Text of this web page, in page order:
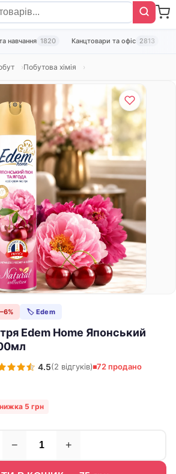
навчання 1820 Канцтовари та офіс 2813
Побутова хімія
−6% 🏷 Edem
Edem Home Японський
4.5(2 відгуків) 72 продано
5 грн
− +